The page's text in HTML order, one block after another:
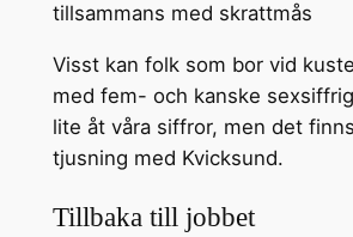
tillsammans med skrattmås
Visst kan folk som bor vid
med fem- och kanske
lite åt våra siffror, men det
tjusning med Kvicksund.
Tillbaka till jobbet